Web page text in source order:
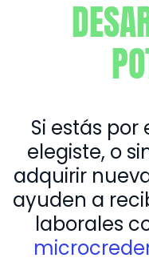
Si estás
elegiste, o
adquirir
ayuden a
laborales